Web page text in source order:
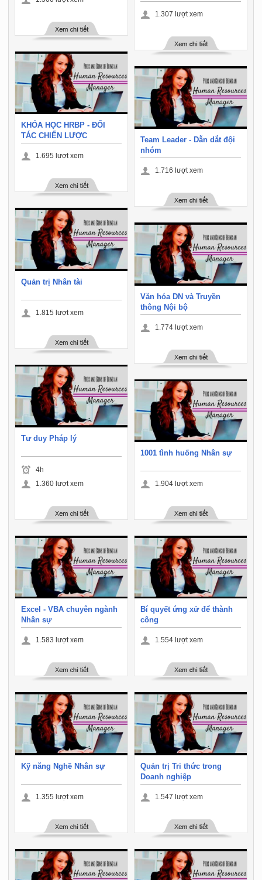
1.307 lượt xem
KHÓA HỌC HRBP - ĐỐI
TÁC CHIẾN LƯỢC
1.695 lượt xem
Team Leader - Dẫn dắt đội
nhóm
1.716 lượt xem
Quản trị Nhân tài
1.815 lượt xem
Văn hóa DN và Truyền
thông Nội bộ
1.774 lượt xem
Tư duy Pháp lý
4h
1.360 lượt xem
1001 tình huống Nhân sự
1.904 lượt xem
Excel - VBA chuyên ngành
Nhân sự
1.583 lượt xem
Bí quyết ứng xử để thành
công
1.554 lượt xem
Kỹ năng Nghề Nhân sự
1.355 lượt xem
Quản trị Tri thức trong
Doanh nghiệp
1.547 lượt xem